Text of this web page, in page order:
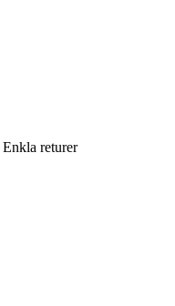
Enkla returer